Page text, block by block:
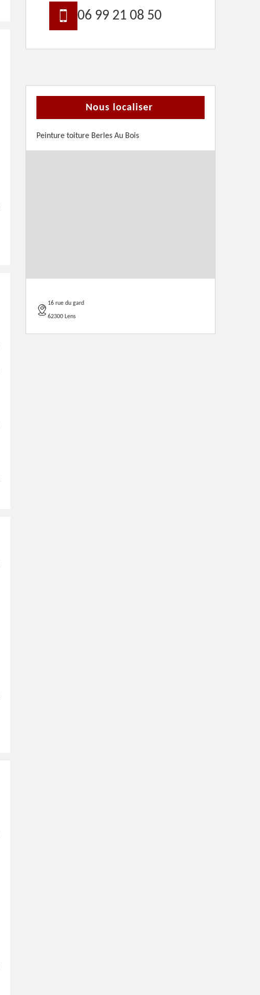
06 99 21 08 50
Nous localiser
Peinture toiture Berles Au Bois
16 rue du gard
62300 Lens